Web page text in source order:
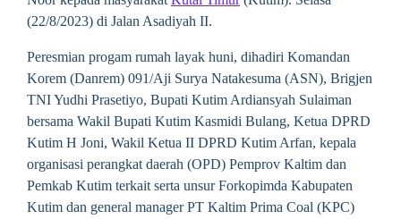
(22/8/2023) di Jalan Asadiyah II.
Peresmian progam rumah layak huni, dihadiri Komandan
Korem (Danrem) 091/Aji Surya Natakesuma (ASN), Brigjen
TNI Yudhi Prasetiyo, Bupati Kutim Ardiansyah Sulaiman
bersama Wakil Bupati Kutim Kasmidi Bulang, Ketua DPRD
Kutim H Joni, Wakil Ketua II DPRD Kutim Arfan, kepala
organisasi perangkat daerah (OPD) Pemprov Kaltim dan
Pemkab Kutim terkait serta unsur Forkopimda Kabupaten
Kutim dan general manager PT Kaltim Prima Coal (KPC)